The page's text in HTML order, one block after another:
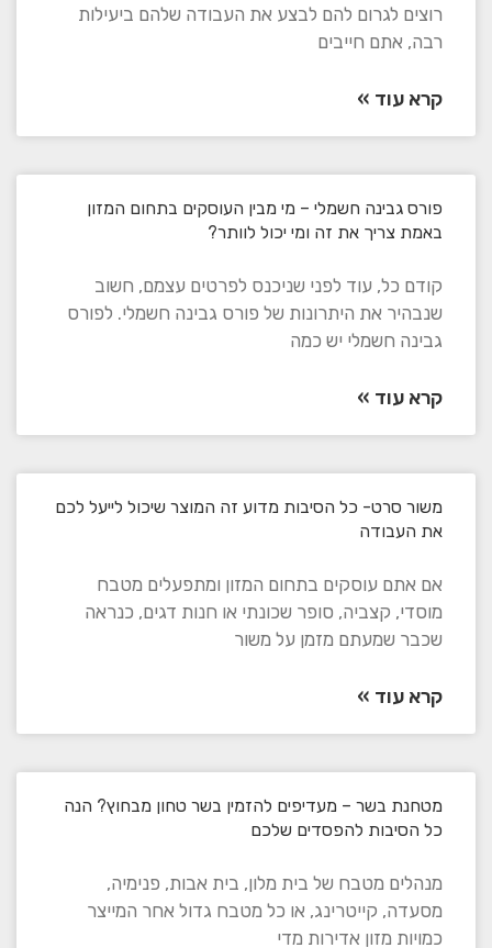
רוצים לגרום להם לבצע את העבודה שלהם ביעילות
רבה, אתם חייבים
קרא עוד »
פורס גבינה חשמלי – מי מבין העוסקים בתחום המזון
באמת צריך את זה ומי יכול לוותר?
קודם כל, עוד לפני שניכנס לפרטים עצמם, חשוב
שנבהיר את היתרונות של פורס גבינה חשמלי. לפורס
גבינה חשמלי יש כמה
קרא עוד »
משור סרט- כל הסיבות מדוע זה המוצר שיכול לייעל לכם
את העבודה
אם אתם עוסקים בתחום המזון ומתפעלים מטבח
מוסדי, קצביה, סופר שכונתי או חנות דגים, כנראה
שכבר שמעתם מזמן על משור
קרא עוד »
מטחנת בשר – מעדיפים להזמין בשר טחון מבחוץ? הנה
כל הסיבות להפסדים שלכם
מנהלים מטבח של בית מלון, בית אבות, פנימיה,
מסעדה, קייטרינג, או כל מטבח גדול אחר המייצר
כמויות מזון אדירות מדי